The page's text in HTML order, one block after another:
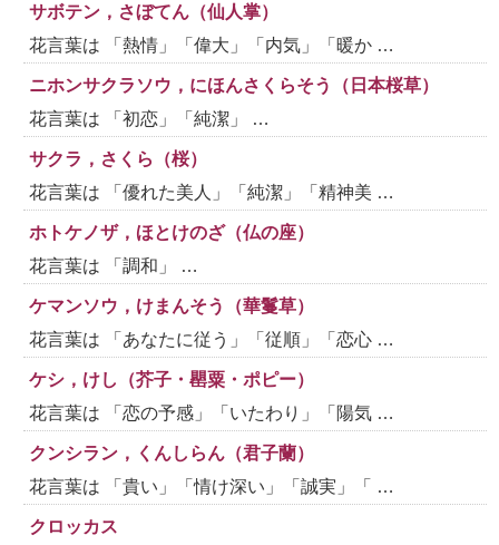
サボテン，さぼてん（仙人掌）
花言葉は 「熱情」「偉大」「内気」「暖か …
ニホンサクラソウ，にほんさくらそう（日本桜草）
花言葉は 「初恋」「純潔」 …
サクラ，さくら（桜）
花言葉は 「優れた美人」「純潔」「精神美 …
ホトケノザ，ほとけのざ（仏の座）
花言葉は 「調和」 …
ケマンソウ，けまんそう（華鬘草）
花言葉は 「あなたに従う」「従順」「恋心 …
ケシ，けし（芥子・罌粟・ポピー）
花言葉は 「恋の予感」「いたわり」「陽気 …
クンシラン，くんしらん（君子蘭）
花言葉は 「貴い」「情け深い」「誠実」「 …
クロッカス